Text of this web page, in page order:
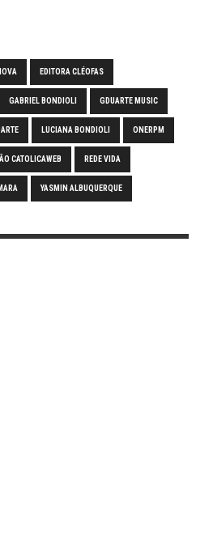
EDITORA CLÉOFAS
GABRIEL BONDIOLI GDUARTE MUSIC
LUCIANA BONDIOLI ONERPM
CATOLICAWEB REDE VIDA
YASMIN ALBUQUERQUE